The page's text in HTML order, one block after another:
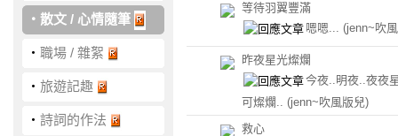
‧ 散文 / 心情隨筆
‧ 職場 / 雜絮
‧ 旅遊記趣
‧ 詩詞的作法
等待羽翼豐滿
嗯嗯... (jenn~吹
昨夜星光燦爛
今夜..明夜..夜夜
可燦爛.. (jenn~吹風版兒)
救心